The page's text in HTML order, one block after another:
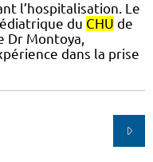
l’hospitalisation. Le
du CHU de
Dr Montoya,
dans la prise